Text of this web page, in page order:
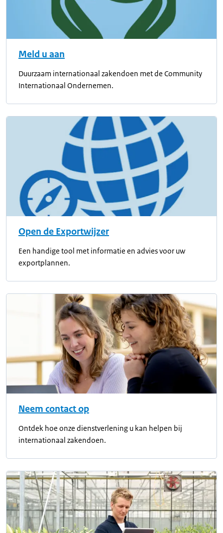
Meld u aan
Duurzaam internationaal zakendoen met de Community
Internationaal Ondernemen.
Open de Exportwijzer
Een handige tool met informatie en advies voor uw
exportplannen.
Neem contact op
Ontdek hoe onze dienstverlening u kan helpen bij
internationaal zakendoen.